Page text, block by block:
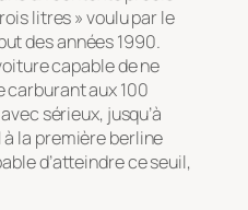
litres » voulu par le
des années 1990.
capable de ne
carburant aux 100
sérieux, jusqu’à
la première berline
d’atteindre ce seuil,